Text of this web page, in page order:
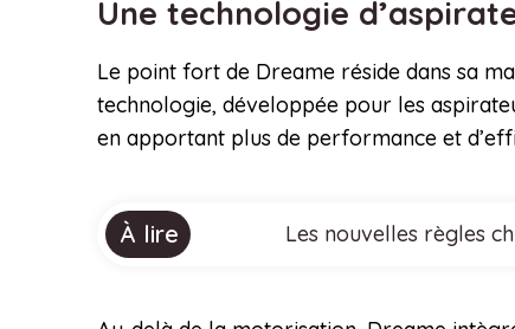
Une technologie
Le point fort de Dreame réside dans sa
technologie, développée pour les
en apportant plus de performance et
À lire Les nouvelles règles